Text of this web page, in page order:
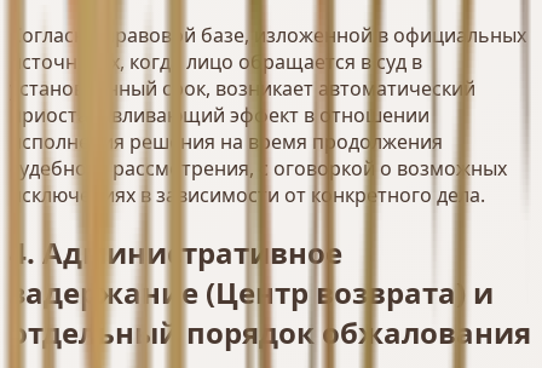
Согласно правовой базе, изложенной в официальных
источниках, когда лицо обращается в суд в
установленный срок, возникает автоматический
приостанавливающий эффект в отношении
исполнения решения на время продолжения
судебного рассмотрения, с оговоркой о возможных
исключениях в зависимости от конкретного дела.
4. Административное
задержание (Центр возврата) и
отдельный порядок обжалования